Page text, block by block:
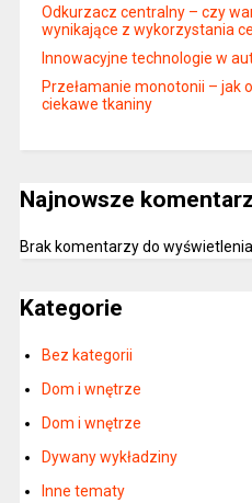
Odkurzacz centralny – czy
wynikające z wykorzystania
Innowacyjne technologie w
Przełamanie monotonii – jak
ciekawe tkaniny
Najnowsze
Brak komentarzy do wyświetlenia.
Kategorie
Bez kategorii
Dom i wnętrze
Dom i wnętrze
Dywany wykładziny
Inne tematy